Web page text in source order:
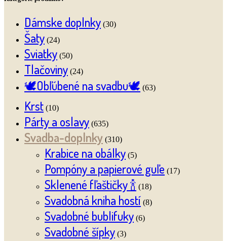
Dámske doplnky (30)
Šaty (24)
Sviatky (50)
Tlačoviny (24)
🕊️Obľúbené na svadbu🕊️ (63)
Krst (10)
Párty a oslavy (635)
Svadba-doplnky (310)
Krabice na obálky (5)
Pompóny a papierové guľe (17)
Sklenené fľaštičky 🍾 (18)
Svadobná kniha hostí (8)
Svadobné bublifuky (6)
Svadobné šípky (3)